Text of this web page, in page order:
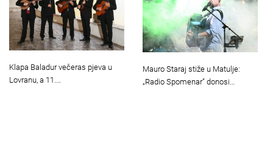
Klapa Baladur večeras pjeva u
Lovranu, a 11.…
Mauro Staraj stiže u Matulje:
„Radio Spomenar” donosi…